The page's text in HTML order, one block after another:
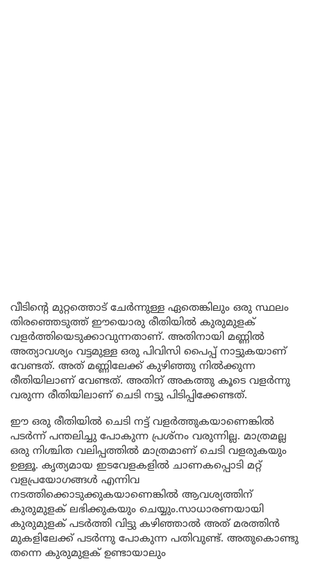
വീടിന്റെ മുറ്റത്തൊട് ചേർന്നുള്ള ഏതെങ്കിലും ഒരു സ്ഥലം
തിരഞ്ഞെടുത്ത് ഈയൊരു രീതിയിൽ കുരുമുളക്
വളർത്തിയെടുക്കാവുന്നതാണ്. അതിനായി മണ്ണിൽ
അത്യാവശ്യം വട്ടമുള്ള ഒരു പിവിസി പൈപ്പ് നാട്ടുകയാണ്
വേണ്ടത്. അത് മണ്ണിലേക്ക് കുഴിഞ്ഞു നിൽക്കുന്ന
രീതിയിലാണ് വേണ്ടത്. അതിന് അകത്തു കൂടെ വളർന്നു
വരുന്ന രീതിയിലാണ് ചെടി നട്ടു പിടിപ്പിക്കേണ്ടത്.
ഈ ഒരു രീതിയിൽ ചെടി നട്ട് വളർത്തുകയാണെങ്കിൽ
പടർന്ന് പന്തലിച്ചു പോകുന്ന പ്രശ്നം വരുന്നില്ല. മാത്രമല്ല
ഒരു നിശ്ചിത വലിപ്പത്തിൽ മാത്രമാണ് ചെടി വളരുകയും
ഉള്ളൂ. കൃത്യമായ ഇടവേളകളിൽ ചാണകപ്പൊടി മറ്റ്
വളപ്രയോഗങ്ങൾ എന്നിവ
നടത്തിക്കൊടുക്കുകയാണെങ്കിൽ ആവശ്യത്തിന്
കുരുമുളക് ലഭിക്കുകയും ചെയ്യും.സാധാരണയായി
കുരുമുളക് പടർത്തി വിട്ടു കഴിഞ്ഞാൽ അത് മരത്തിൻ
മുകളിലേക്ക് പടർന്നു പോകുന്ന പതിവുണ്ട്. അതുകൊണ്ടു
തന്നെ കുരുമുളക് ഉണ്ടായാലും